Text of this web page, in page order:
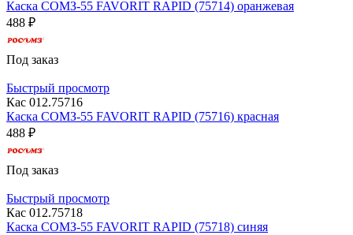
Каска СОМЗ-55 FAVORIT RAPID (75714) оранжевая
488 ₽
Под заказ
Быстрый просмотр
Кас 012.75716
Каска СОМЗ-55 FAVORIT RAPID (75716) красная
488 ₽
Под заказ
Быстрый просмотр
Кас 012.75718
Каска СОМЗ-55 FAVORIT RAPID (75718) синяя